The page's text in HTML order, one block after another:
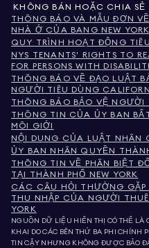
KHÔNG BÁN HOẶC CHIA
THÔNG BÁO VÀ MẪU ĐƠN
NHÀ Ở CỦA BANG NEW
QUY TRÌNH HOẠT ĐỘNG
NYS TENANTS' RIGHTS TO
FOR PERSONS WITH
THÔNG BÁO VỀ ĐẠO LUẬT
NGƯỜI TIÊU DÙNG
THÔNG BÁO BẢO VỆ NGƯỜI
THÔNG TIN CỦA ỦY BAN
MÔI GIỚI
NỘI DUNG CỦA LUẬT NHÂN
ỦY BAN NHÂN QUYỀN
THÔNG TIN VỀ PHÂN BIỆT
TẠI THÀNH PHỐ NEW YORK
CÁC CÂU HỎI THƯỜNG GẶP
THU NHẬP CỦA NGƯỜI
YORK
NGUỒN DỮ LIỆU HIỂN THỊ CÓ THỂ LÀ
KHAI DO CÁC BÊN THỨ BA PHI CHÍNH
TIN CẬY NHƯNG KHÔNG ĐƯỢC BẢO